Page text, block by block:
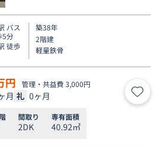
バス
5分
徒歩
築38年
2階建
軽量鉄骨
円 管理・共益費 3,000円
月 礼 0ヶ月 お気
間取り
2DK
専有面積
40.92㎡